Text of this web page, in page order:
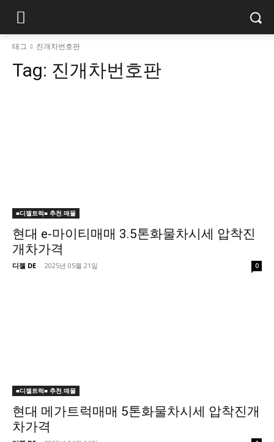
태그 진개차번호판
Tag: 진개차번호판
■디젤트럭■ 추천.매물
현대 e-마이티매매 3.5톤화물차시세 압착진
개차가격
디젤 DE - 2025년 05월 21일 0
■디젤트럭■ 추천.매물
현대 메가트럭매매 5톤화물차시세 압착진개
차가격